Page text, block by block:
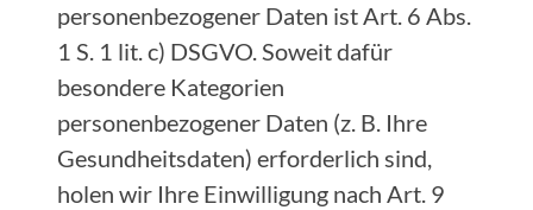
personenbezogener Daten ist Art. 6 Abs.
1 S. 1 lit. c) DSGVO. Soweit dafür
besondere Kategorien
personenbezogener Daten (z. B. Ihre
Gesundheitsdaten) erforderlich sind,
holen wir Ihre Einwilligung nach Art. 9